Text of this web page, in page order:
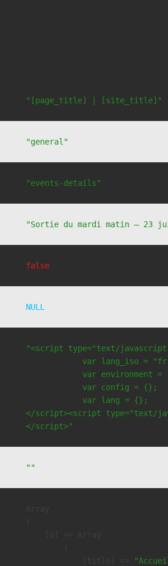
"[page_title] | [site_title]"
"general"
"events-details"
"Sortie du mardi matin – 23
false
NULL
"<script type="text/
var lang_iso =
var environment =
            var config = {};
            var lang = {};
</script><script type="text/
</script>"
""